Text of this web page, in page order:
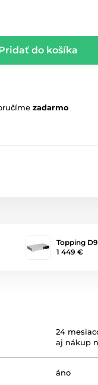
do košíka
zadarmo
Topping
1 449 €
24
aj nákup
áno